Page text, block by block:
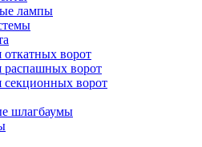
лампы
откатных ворот
распашных ворот
секционных ворот
шлагбаумы